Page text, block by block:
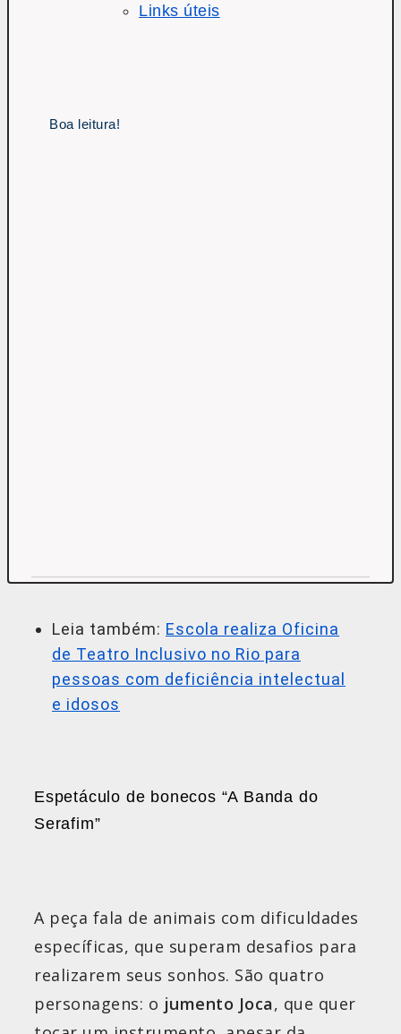
Links úteis
Boa leitura!
Leia também: Escola realiza Oficina
de Teatro Inclusivo no Rio para
pessoas com deficiência intelectual
e idosos
Espetáculo de bonecos “A Banda do
Serafim”
A peça fala de animais com dificuldades
específicas, que superam desafios para
realizarem seus sonhos. São quatro
personagens: o jumento Joca, que quer